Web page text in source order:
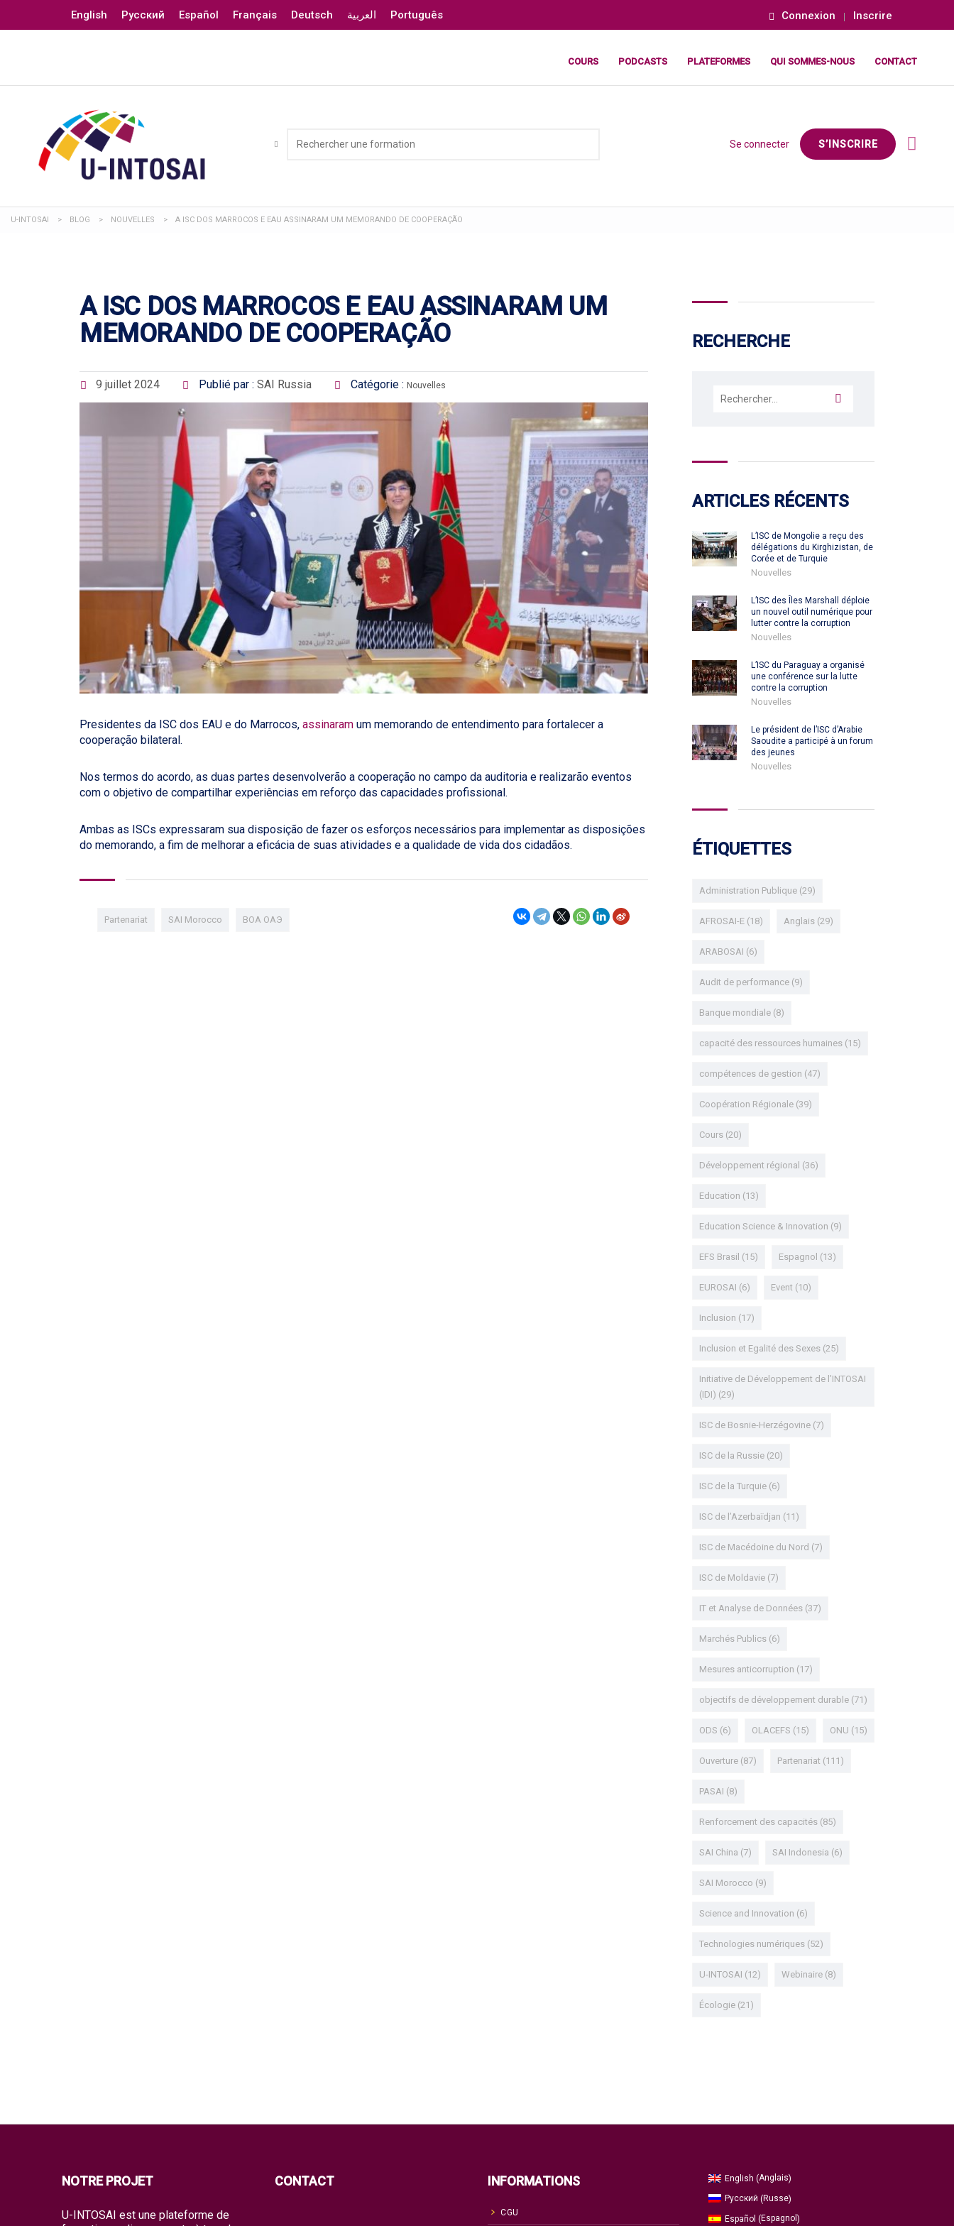
English Русский Español Français Deutsch العربية Português Connexion Inscrire
COURS PODCASTS PLATEFORMES QUI SOMMES-NOUS CONTACT
Se connecter S’INSCRIRE
U-INTOSAI > BLOG > NOUVELLES > A ISC DOS MARROCOS E EAU ASSINARAM UM MEMORANDO DE COOPERAÇÃO
A ISC DOS MARROCOS E EAU ASSINARAM UM
MEMORANDO DE COOPERAÇÃO
9 juillet 2024 Publié par : SAI Russia Catégorie : Nouvelles
Presidentes da ISC dos EAU e do Marrocos, assinaram um memorando de entendimento para fortalecer a
cooperação bilateral.
Nos termos do acordo, as duas partes desenvolverão a cooperação no campo da auditoria e realizarão eventos
com o objetivo de compartilhar experiências em reforço das capacidades profissional.
Ambas as ISCs expressaram sua disposição de fazer os esforços necessários para implementar as disposições
do memorando, a fim de melhorar a eficácia de suas atividades e a qualidade de vida dos cidadãos.
Partenariat SAI Morocco ВОА ОАЭ
RECHERCHE
Rechercher :
ARTICLES RÉCENTS
L’ISC de Mongolie a reçu des
délégations du Kirghizistan, de
Corée et de Turquie
Nouvelles
L’ISC des Îles Marshall déploie
un nouvel outil numérique pour
lutter contre la corruption
Nouvelles
L’ISC du Paraguay a organisé
une conférence sur la lutte
contre la corruption
Nouvelles
Le président de l’ISC d’Arabie
Saoudite a participé à un forum
des jeunes
Nouvelles
ÉTIQUETTES
Administration Publique(29)
AFROSAI-E(18) Anglais(29)
ARABOSAI (6)
Audit de performance(9)
Banque mondiale(8)
capacité des ressources humaines(15)
compétences de gestion (47)
Coopération Régionale(39)
Cours(20)
Développement régional (36)
Education (13)
Education Science & Innovation (9)
EFS Brasil (15) Espagnol (13)
EUROSAI (6) Event (10)
Inclusion (17)
Inclusion et Egalité des Sexes(25)
Initiative de Développement de l’INTOSAI
(IDI) (29)
ISC de Bosnie-Herzégovine(7)
ISC de la Russie(20)
ISC de la Turquie(6)
ISC de l’Azerbaïdjan (11)
ISC de Macédoine du Nord (7)
ISC de Moldavie(7)
IT et Analyse de Données(37)
Marchés Publics(6)
Mesures anticorruption (17)
objectifs de développement durable(71)
ODS (6) OLACEFS (15) ONU (15)
Ouverture(87) Partenariat (111)
PASAI (8)
Renforcement des capacités(85)
SAI China (7) SAI Indonesia (6)
SAI Morocco (9)
Science and Innovation (6)
Technologies numériques(52)
U-INTOSAI (12) Webinaire(8)
Écologie(21)
NOTRE PROJET
U-INTOSAI est une plateforme de
CONTACT INFORMATIONS
CGU
English (Anglais)
Русский (Russe)
Español (Espagnol )